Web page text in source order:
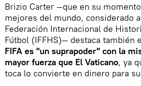
Brizio Carter —que en su
mejores del mundo, considerado
Federación Internacional de
Fútbol (IFFHS)— destaca también
FIFA es "un suprapoder" con la
mayor fuerza que El Vaticano, ya
toca lo convierte en dinero para